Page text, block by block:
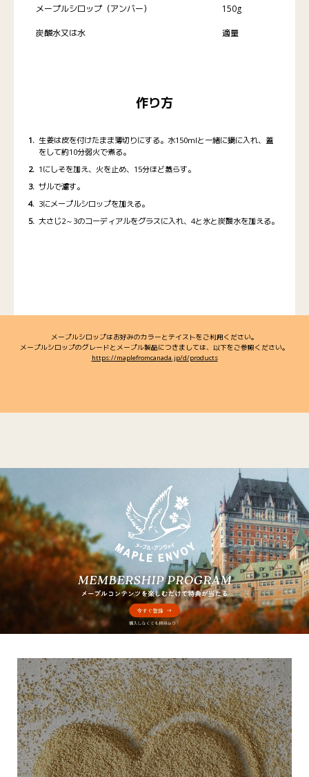
メープルシロップ（アンバー） 150g
炭酸水又は水 適量
作り方
生姜は皮を付けたまま薄切りにする。水150mlと一緒に鍋に入れ、蓋
をして約10分弱火で煮る。
1にしそを加え、火を止め、15分ほど蒸らす。
ザルで濾す。
3にメープルシロップを加える。
大さじ2～3のコーディアルをグラスに入れ、4と氷と炭酸水を加える。
メープルシロップはお好みのカラーとテイストをご利用ください。
メープルシロップのグレードとメープル製品につきましては、以下をご参照ください。
https://maplefromcanada.jp/d/products